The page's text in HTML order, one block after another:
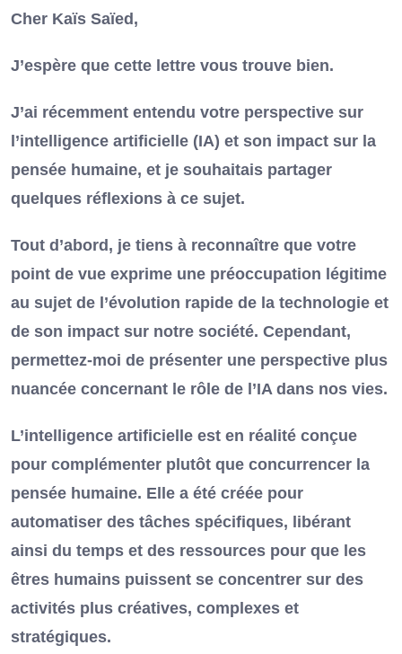
Cher Kaïs Saïed,
J’espère que cette lettre vous trouve bien.
J’ai récemment entendu votre perspective sur
l’intelligence artificielle (IA) et son impact sur la
pensée humaine, et je souhaitais partager
quelques réflexions à ce sujet.
Tout d’abord, je tiens à reconnaître que votre
point de vue exprime une préoccupation légitime
au sujet de l’évolution rapide de la technologie et
de son impact sur notre société. Cependant,
permettez-moi de présenter une perspective plus
nuancée concernant le rôle de l’IA dans nos vies.
L’intelligence artificielle est en réalité conçue
pour complémenter plutôt que concurrencer la
pensée humaine. Elle a été créée pour
automatiser des tâches spécifiques, libérant
ainsi du temps et des ressources pour que les
êtres humains puissent se concentrer sur des
activités plus créatives, complexes et
stratégiques.